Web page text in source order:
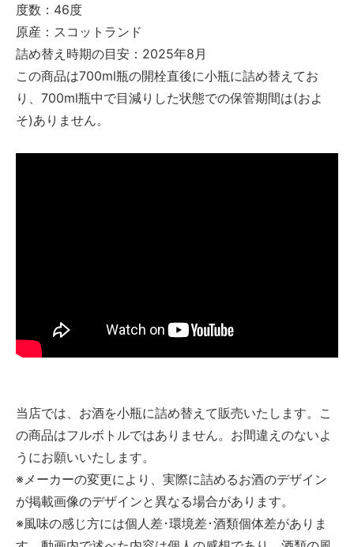
度数：46度
原産：スコットランド
詰め替え時期の目安：2025年8月
この商品は700ml瓶の開栓直後に小瓶に詰め替えてお
り、700ml瓶中で目減りした状態での保管期間は(およ
そ)ありません。
当店では、お酒を小瓶に詰め替えて販売いたします。こ
の商品はフルボトルではありません。お間違えのないよ
うにお願いいたします。
※メーカーの変更により、実際に詰めるお酒のデザイン
が掲載画像のデザインと異なる場合があります。
※風味の感じ方には個人差･環境差･酒類個体差がありま